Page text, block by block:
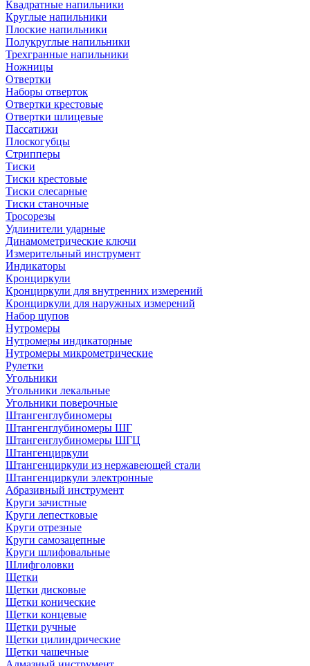
Квадратные напильники
Круглые напильники
Плоские напильники
Полукруглые напильники
Трехгранные напильники
Ножницы
Отвертки
Наборы отверток
Отвертки крестовые
Отвертки шлицевые
Пассатижи
Плоскогубцы
Стрипперы
Тиски
Тиски крестовые
Тиски слесарные
Тиски станочные
Тросорезы
Удлинители ударные
Динамометрические ключи
Измерительный инструмент
Индикаторы
Кронциркули
Кронциркули для внутренних измерений
Кронциркули для наружных измерений
Набор щупов
Нутромеры
Нутромеры индикаторные
Нутромеры микрометрические
Рулетки
Угольники
Угольники лекальные
Угольники поверочные
Штангенглубиномеры
Штангенглубиномеры ШГ
Штангенглубиномеры ШГЦ
Штангенциркули
Штангенциркули из нержавеющей стали
Штангенциркули электронные
Абразивный инструмент
Круги зачистные
Круги лепестковые
Круги отрезные
Круги самозацепные
Круги шлифовальные
Шлифголовки
Щетки
Щетки дисковые
Щетки конические
Щетки концевые
Щетки ручные
Щетки цилиндрические
Щетки чашечные